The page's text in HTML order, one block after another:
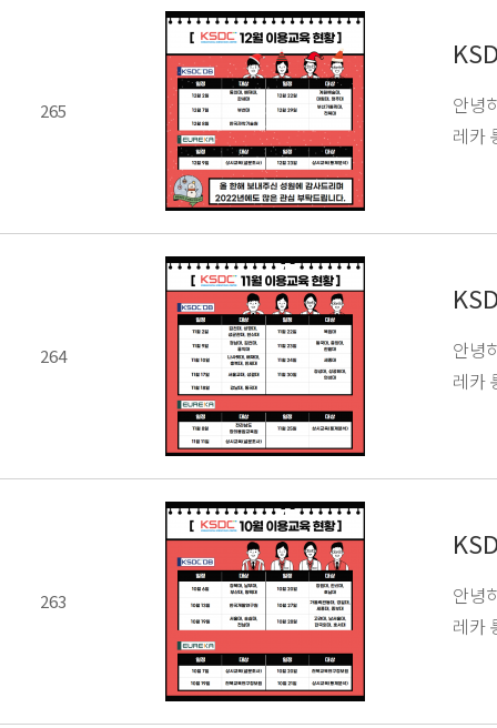
265
안녕
레카
264
안녕
레카
263
안녕
레카